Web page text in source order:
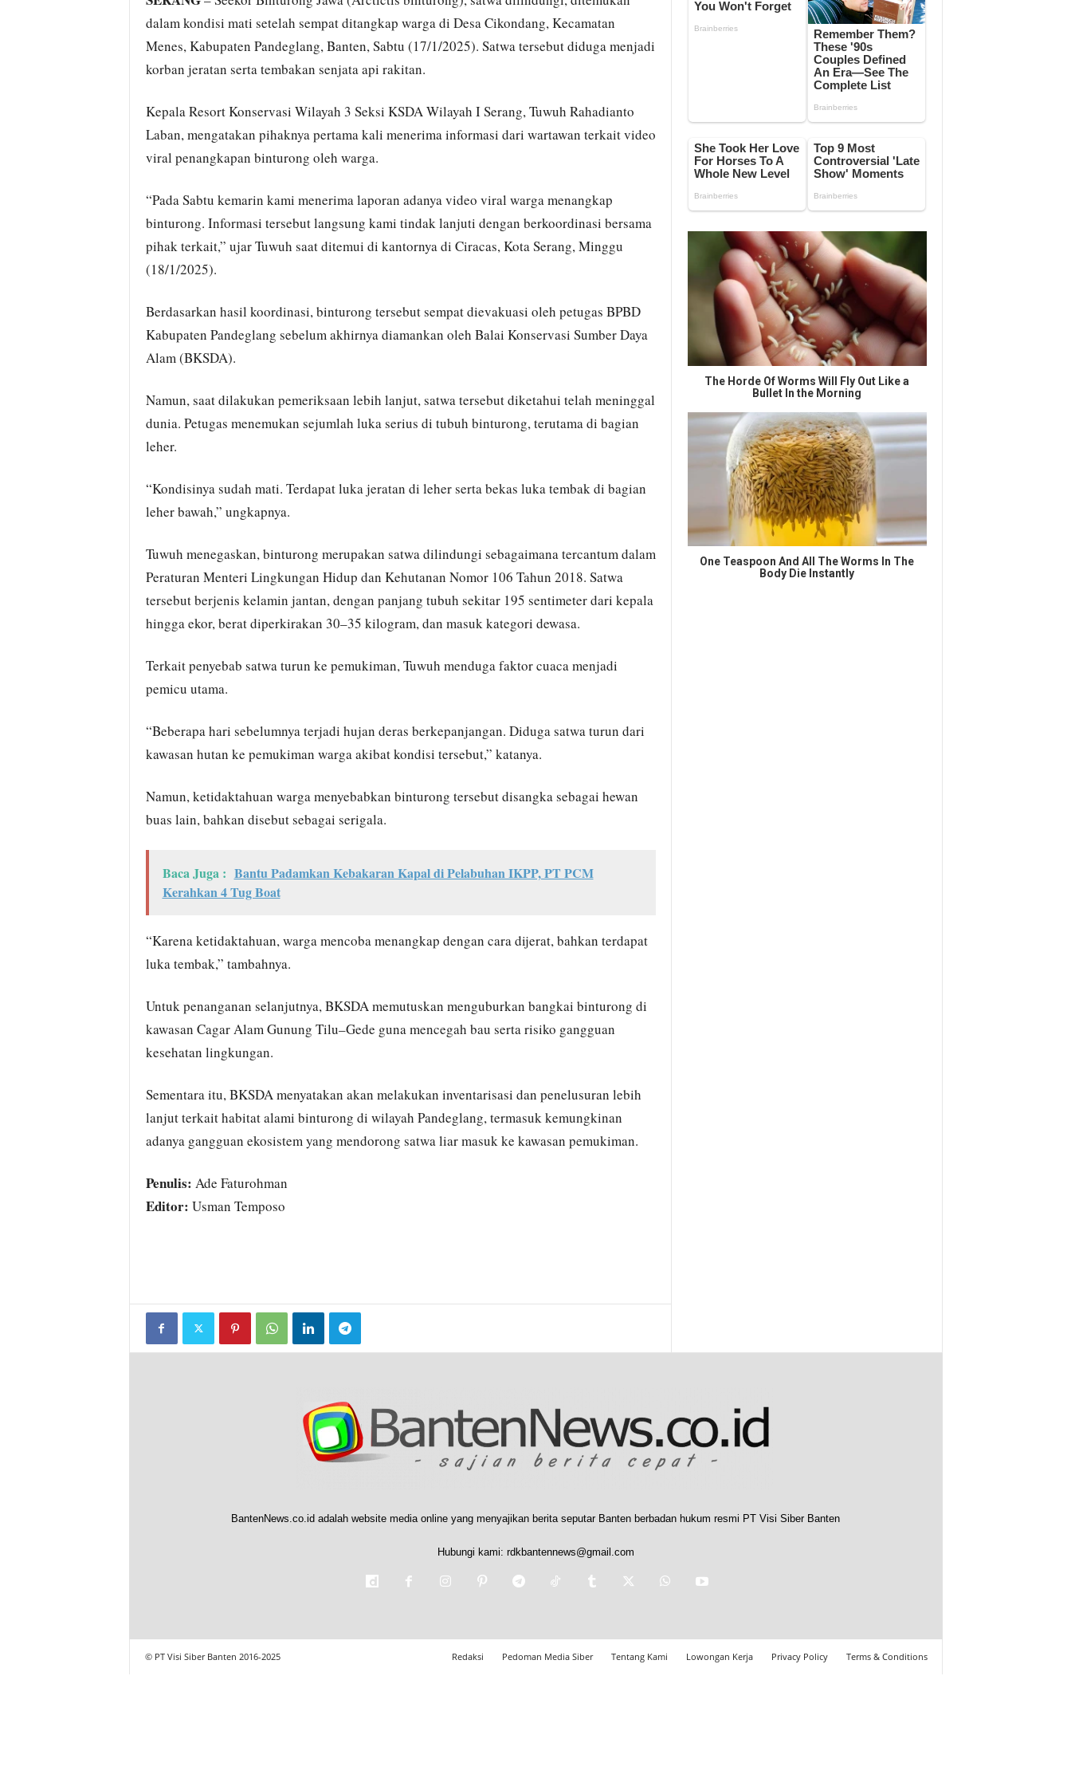
dalam kondisi mati setelah sempat ditangkap warga di Desa Cikondang, Kecamatan
Menes, Kabupaten Pandeglang, Banten, Sabtu (17/1/2025). Satwa tersebut diduga menjadi
korban jeratan serta tembakan senjata api rakitan.
Kepala Resort Konservasi Wilayah 3 Seksi KSDA Wilayah I Serang, Tuwuh Rahadianto
Laban, mengatakan pihaknya pertama kali menerima informasi dari wartawan terkait video
viral penangkapan binturong oleh warga.
“Pada Sabtu kemarin kami menerima laporan adanya video viral warga menangkap
binturong. Informasi tersebut langsung kami tindak lanjuti dengan berkoordinasi bersama
pihak terkait,” ujar Tuwuh saat ditemui di kantornya di Ciracas, Kota Serang, Minggu
(18/1/2025).
Berdasarkan hasil koordinasi, binturong tersebut sempat dievakuasi oleh petugas BPBD
Kabupaten Pandeglang sebelum akhirnya diamankan oleh Balai Konservasi Sumber Daya
Alam (BKSDA).
Namun, saat dilakukan pemeriksaan lebih lanjut, satwa tersebut diketahui telah meninggal
dunia. Petugas menemukan sejumlah luka serius di tubuh binturong, terutama di bagian
leher.
“Kondisinya sudah mati. Terdapat luka jeratan di leher serta bekas luka tembak di bagian
leher bawah,” ungkapnya.
Tuwuh menegaskan, binturong merupakan satwa dilindungi sebagaimana tercantum dalam
Peraturan Menteri Lingkungan Hidup dan Kehutanan Nomor 106 Tahun 2018. Satwa
tersebut berjenis kelamin jantan, dengan panjang tubuh sekitar 195 sentimeter dari kepala
hingga ekor, berat diperkirakan 30–35 kilogram, dan masuk kategori dewasa.
Terkait penyebab satwa turun ke pemukiman, Tuwuh menduga faktor cuaca menjadi
pemicu utama.
“Beberapa hari sebelumnya terjadi hujan deras berkepanjangan. Diduga satwa turun dari
kawasan hutan ke pemukiman warga akibat kondisi tersebut,” katanya.
Namun, ketidaktahuan warga menyebabkan binturong tersebut disangka sebagai hewan
buas lain, bahkan disebut sebagai serigala.
Baca Juga : Bantu Padamkan Kebakaran Kapal di Pelabuhan IKPP, PT PCM
Kerahkan 4 Tug Boat
“Karena ketidaktahuan, warga mencoba menangkap dengan cara dijerat, bahkan terdapat
luka tembak,” tambahnya.
Untuk penanganan selanjutnya, BKSDA memutuskan menguburkan bangkai binturong di
kawasan Cagar Alam Gunung Tilu–Gede guna mencegah bau serta risiko gangguan
kesehatan lingkungan.
Sementara itu, BKSDA menyatakan akan melakukan inventarisasi dan penelusuran lebih
lanjut terkait habitat alami binturong di wilayah Pandeglang, termasuk kemungkinan
adanya gangguan ekosistem yang mendorong satwa liar masuk ke kawasan pemukiman.
Penulis: Ade Faturohman
Editor: Usman Temposo
The Horde Of Worms Will Fly Out Like a
Bullet In the Morning
One Teaspoon And All The Worms In The
Body Die Instantly
BantenNews.co.id adalah website media online yang menyajikan berita seputar Banten berbadan hukum resmi PT Visi Siber Banten
Hubungi kami: rdkbantennews@gmail.com
Redaksi Pedoman Media Siber Tentang Kami Lowongan Kerja Privacy Policy Terms & Conditions
© PT Visi Siber Banten 2016-2025